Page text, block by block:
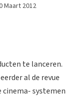
Maart 2012
te lanceren.
al de revue
cinema- systemen